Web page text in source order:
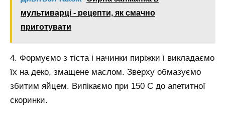
мультиварці - рецепти, як смачно
приготувати
4. Формуємо з тіста і начинки пиріжки і викладаємо
їх на деко, змащене маслом. Зверху обмазуємо
збитим яйцем. Випікаємо при 150 С до апетитної
скоринки.